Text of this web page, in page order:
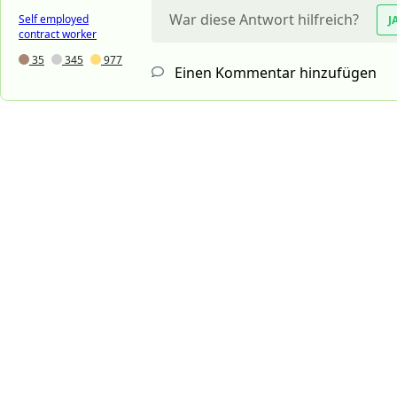
Self employed
contract worker
35
345 977
War diese Antwort hilfreich?
Einen Kommentar hinzufügen